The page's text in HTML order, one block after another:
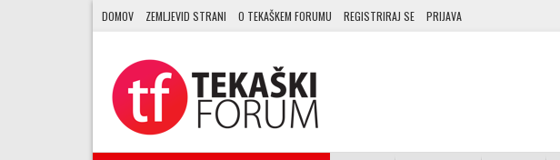
DOMOV ZEMLJEVID STRANI O TEKAŠKEM FORUMU REGISTRIRAJ SE PRIJAVA